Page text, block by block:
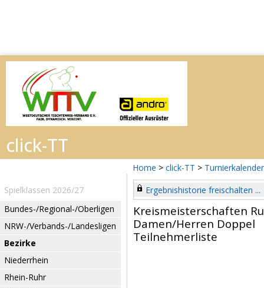
Home > click-TT > Turnierkalender
Spielklassen 2026/27
Bundes-/Regional-/Oberligen
NRW-/Verbands-/Landesligen
Bezirke
Niederrhein
Rhein-Ruhr
Ergebnishistorie freischalten ...
Kreismeisterschaften
Damen/Herren Doppel
Teilnehmerliste